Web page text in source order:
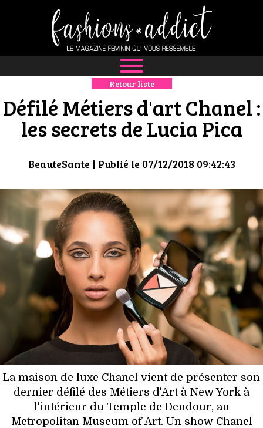
NEWS
MODE
BOUTIQUE
CULTURE
HIGH TECH
MAISON
AUTO
LIEUX TENDANCES
BEAUTÉ
MODE DE RUE
Retour liste
Défilé Métiers d'art Chanel :
les secrets de Lucia Pica
BeauteSante| Publié le 07/12/2018 09:42:43
La maison de luxe Chanel vient de présenter son
dernier défilé des Métiers d'Art à New York à
l'intérieur du Temple de Dendour, au
Metropolitan Museum of Art. Un show Chanel